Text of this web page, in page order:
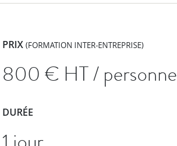
PRIX(FORMATION INTER-ENTREPRISE)
800€ HT / personne
DURÉE